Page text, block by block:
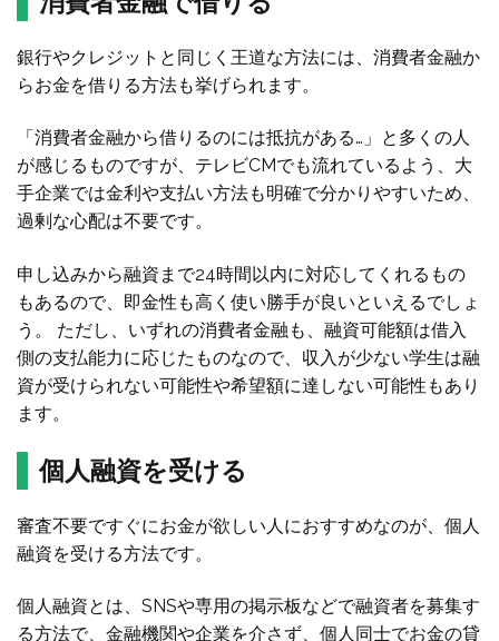
銀行やクレジットと同じく王道な方法には、消費者金融か
らお金を借りる方法も挙げられます。
「消費者金融から借りるのには抵抗がある…」と多くの人
が感じるものですが、テレビCMでも流れているよう、大
手企業では金利や支払い方法も明確で分かりやすいため、
過剰な心配は不要です。
申し込みから融資まで24時間以内に対応してくれるもの
もあるので、即金性も高く使い勝手が良いといえるでしょ
う。 ただし、いずれの消費者金融も、融資可能額は借入
側の支払能力に応じたものなので、収入が少ない学生は融
資が受けられない可能性や希望額に達しない可能性もあり
ます。
個人融資を受ける
審査不要ですぐにお金が欲しい人におすすめなのが、個人
融資を受ける方法です。
個人融資とは、SNSや専用の掲示板などで融資者を募集す
る方法で、金融機関や企業を介さず、個人同士でお金の貸